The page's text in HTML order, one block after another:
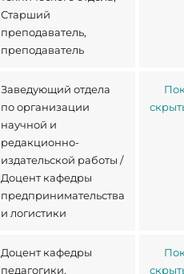
Старший
преподаватель,
преподаватель
Заведующий отдела
по организации
научной и
редакционно-
издательской работы /
Доцент кафедры
предпринимательства
и логистики
Доцент кафедры
педагогики,